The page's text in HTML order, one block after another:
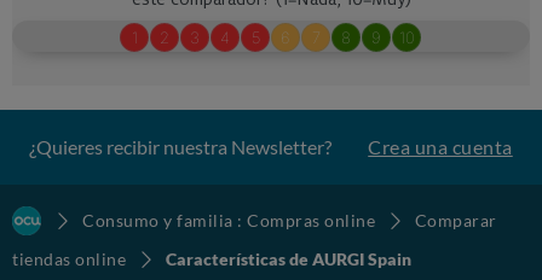
¿Quieres recibir nuestra Newsletter? Crea una cuenta
Consumo y familia : Compras online
Comparar
tiendas online
Características de AURGI Spain